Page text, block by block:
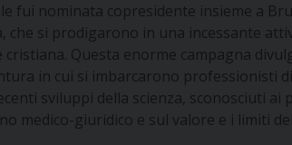
fui nominata copresidente insieme a
si prodigarono in una incessante
Questa enorme campagna
in cui si imbarcarono professionisti
sviluppi della scienza, sconosciuti
medico-giuridico e sul valore e i limiti